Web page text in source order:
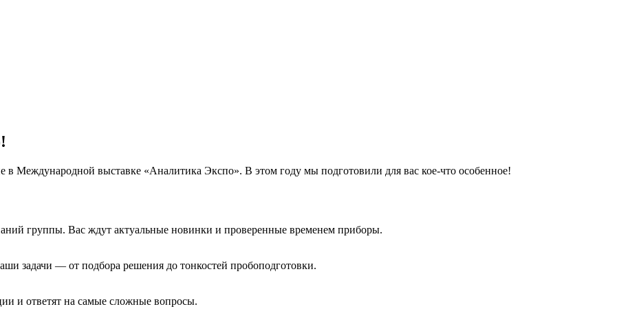
Международной выставке «Аналитика Экспо». В этом году мы подготовили для вас кое-что особенное!
группы. Вас ждут актуальные новинки и проверенные временем приборы.
задачи — от подбора решения до тонкостей пробоподготовки.
и ответят на самые сложные вопросы.